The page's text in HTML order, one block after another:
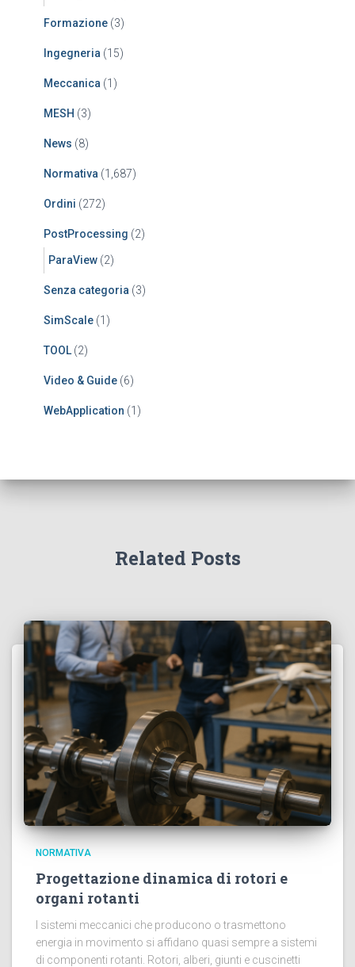
Formazione (3)
Ingegneria (15)
Meccanica (1)
MESH (3)
News (8)
Normativa (1,687)
Ordini (272)
PostProcessing (2)
ParaView (2)
Senza categoria (3)
SimScale (1)
TOOL (2)
Video & Guide (6)
WebApplication (1)
Related Posts
NORMATIVA
Progettazione dinamica di rotori e
organi rotanti
I sistemi meccanici che producono o trasmettono
energia in movimento si affidano quasi sempre a sistemi
di componenti rotanti. Rotori, alberi, giunti e cuscinetti